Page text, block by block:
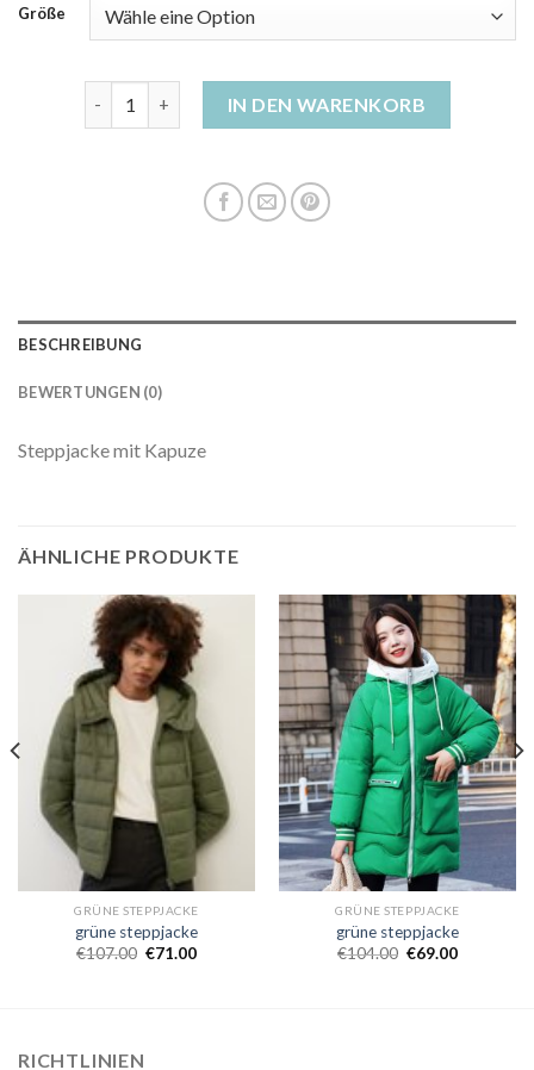
Größe
IN DEN WARENKORB
BESCHREIBUNG
BEWERTUNGEN (0)
Steppjacke mit Kapuze
ÄHNLICHE PRODUKTE
GRÜNE STEPPJACKE
grüne steppjacke
€107.00 €71.00
GRÜNE STEPPJACKE
grüne steppjacke
€104.00 €69.00
RICHTLINIEN